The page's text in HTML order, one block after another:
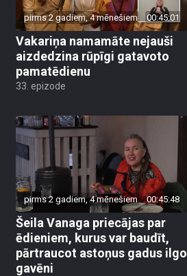
pirms 2 gadiem, 4 mēnešiem 00:45:01
Vakariņa namamāte nejauši
aizdedzina rūpīgi gatavoto
pamatēdienu
33. epizode
pirms 2 gadiem, 4 mēnešiem 00:45:48
Šeila Vanaga priecājas par
ēdieniem, kurus var baudīt,
pārtraucot astoņus gadus ilgo
gavēni